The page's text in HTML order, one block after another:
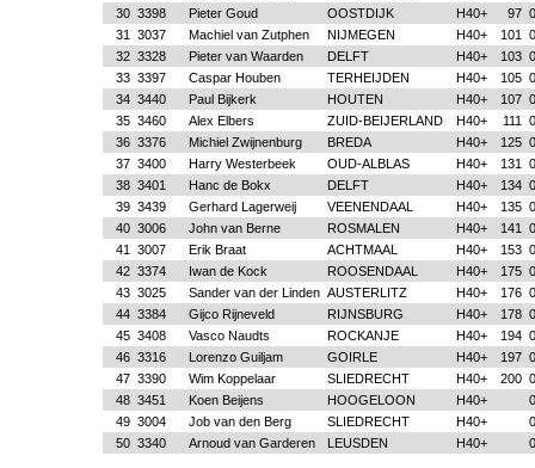
30 3398 Pieter Goud OOSTDIJK H40+ 97
31
3037 Machiel van Zutphen NIJMEGEN H40+ 101
32 3328 Pieter van Waarden DELFT H40+ 103
33 3397 Caspar Houben TERHEIJDEN H40+ 105
34 3440 Paul Bijkerk HOUTEN H40+ 107
35 3460 Alex Elbers ZUID-BEIJERLAND H40+ 111
36 3376 Michiel Zwijnenburg BREDA H40+ 125
37 3400 Harry Westerbeek OUD-ALBLAS H40+ 131
38 3401 Hanc de Bokx DELFT H40+ 134
39 3439 Gerhard Lagerweij VEENENDAAL H40+ 135
40 3006 John van Berne ROSMALEN H40+ 141
41
3007 Erik Braat ACHTMAAL H40+ 153
42 3374 Iwan de Kock ROOSENDAAL H40+ 175
43 3025 Sander van der Linden AUSTERLITZ H40+ 176
44 3384 Gijco Rijneveld RIJNSBURG H40+ 178
45 3408 Vasco Naudts ROCKANJE H40+ 194
46 3316 Lorenzo Guiljam GOIRLE H40+ 197
47 3390 Wim Koppelaar SLIEDRECHT H40+ 200
48 3451 Koen Beijens HOOGELOON H40+
49 3004 Job van den Berg SLIEDRECHT H40+
50 3340 Arnoud van Garderen LEUSDEN H40+